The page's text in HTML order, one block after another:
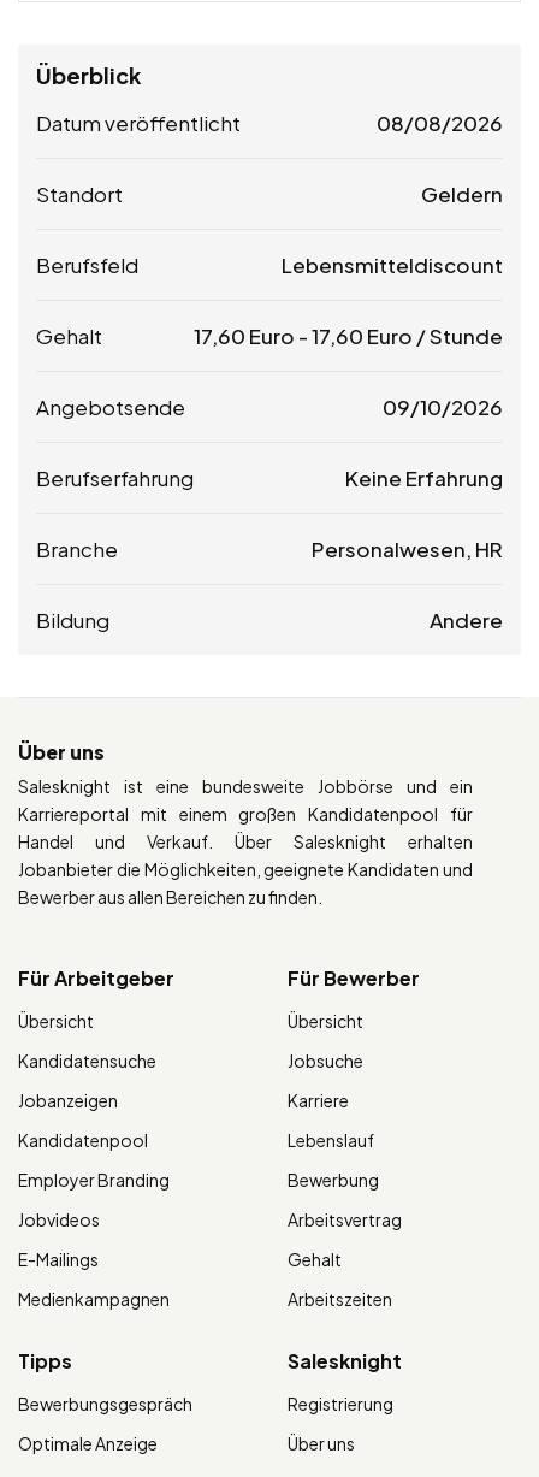
Überblick
Datum veröffentlicht 08/08/2026
Standort Geldern
Berufsfeld Lebensmitteldiscount
Gehalt 17,60 Euro -17,60 Euro / Stunde
Angebotsende 09/10/2026
Berufserfahrung Keine Erfahrung
Branche Personalwesen, HR
Bildung Andere
Über uns
Salesknight ist eine bundesweite Jobbörse und ein
Karriereportal mit einem großen Kandidatenpool für
Handel und Verkauf. Über Salesknight erhalten
Jobanbieter die Möglichkeiten, geeignete Kandidaten und
Bewerber aus allen Bereichen zu finden.
Für Arbeitgeber
Übersicht
Kandidatensuche
Jobanzeigen
Kandidatenpool
Employer Branding
Jobvideos
E-Mailings
Medienkampagnen
Für Bewerber
Übersicht
Jobsuche
Karriere
Lebenslauf
Bewerbung
Arbeitsvertrag
Gehalt
Arbeitszeiten
Tipps
Bewerbungsgespräch
Optimale Anzeige
Salesknight
Registrierung
Über uns